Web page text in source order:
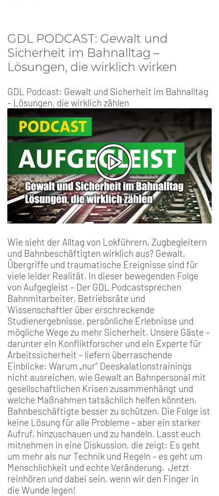
GDL PODCAST: Gewalt und
Sicherheit im Bahnalltag –
Lösungen, die wirklich wirken
GDL Podcast: Gewalt und Sicherheit im Bahnalltag
– Lösungen, die wirklich zählen
Wie sieht der Alltag von Lokführern, Zugbegleitern
und Bahnbeschäftigten wirklich aus? Gewalt,
Übergriffe und traumatische Ereignisse sind für
viele leider Realität. In dieser bewegenden Folge
von Aufgegleist – Der GDL Podcastsprechen
Bahnmitarbeiter, Betriebsräte und
Wissenschaftler über erschreckende
Studienergebnisse, persönliche Erlebnisse und
mögliche Wege zu mehr Sicherheit. Unsere Gäste –
darunter ein Konfliktforscher und ein Experte für
Arbeitssicherheit – liefern überraschende
Einblicke: Warum „nur“ Deeskalationstrainings
nicht ausreichen, wie Gewalt an Bahnpersonal mit
gesellschaftlichen Krisen zusammenhängt und
welche Maßnahmen tatsächlich helfen könnten,
Bahnbeschäftigte besser zu schützen. Die Folge ist
keine Lösung für alle Probleme – aber ein starker
Aufruf, hinzuschauen und zu handeln. Lasst euch
mitnehmen in eine Diskussion, die zeigt: Es geht
um mehr als nur Technik und Regeln – es geht um
Menschlichkeit und echte Veränderung. Jetzt
reinhören und dabei sein, wenn wir den Finger in
die Wunde legen!